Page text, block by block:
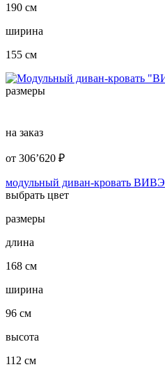
190 см
ширина
155 см
размеры
на заказ
от 306’620 ₽
модульный диван-кровать ВИВЭ
выбрать цвет
размеры
длина
168 см
ширина
96 см
высота
112 см